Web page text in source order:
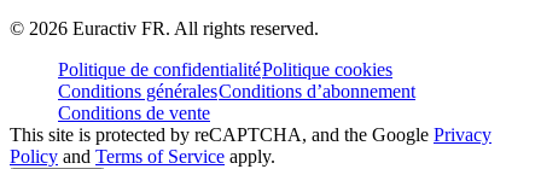
© 2026 Euractiv FR. All rights reserved.
Politique de confidentialitéPolitique cookies
Conditions généralesConditions d’abonnement
Conditions de vente
This site is protected by reCAPTCHA, and the Google Privacy
Policy and Terms of Service apply.